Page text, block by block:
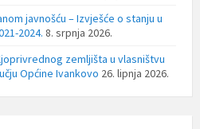
javnošću – Izvješće o stanju u
2024. 8. srpnja 2026.
zemljišta u vlasništvu
Općine Ivankovo 26. lipnja 2026.